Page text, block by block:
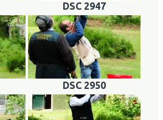
DSC 2947
DSC 2950